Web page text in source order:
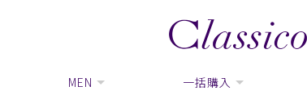
MEN 一括購入